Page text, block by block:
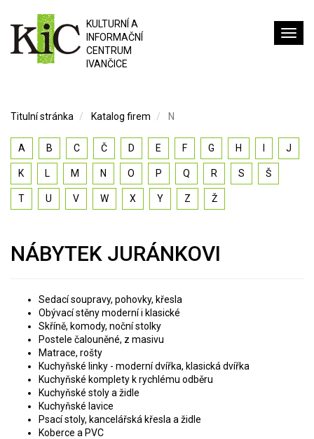
KULTURNÍ A
INFORMAČNÍ
CENTRUM
IVANČICE
Titulní stránka Katalog firem N
A B C Č D E F G H J
K L M N O P Q R S Š
T U V W X Y Z Ž
NÁBYTEK JURÁNKOVI
Sedací soupravy, pohovky, křesla
Obývací stěny moderní i klasické
Skříně, komody, noční stolky
Postele čalouněné, z masivu
Matrace, rošty
Kuchyňské linky - moderní dvířka, klasická dvířka
Kuchyňské komplety k rychlému odběru
Kuchyňské stoly a židle
Kuchyňské lavice
Psací stoly, kancelářská křesla a židle
Koberce a PVC